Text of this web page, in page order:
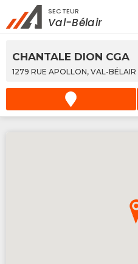
Rechercher à
Services
SECTEUR
Val-Bélair
CHANTALE DION CGA
1279 RUE APOLLON, VAL-